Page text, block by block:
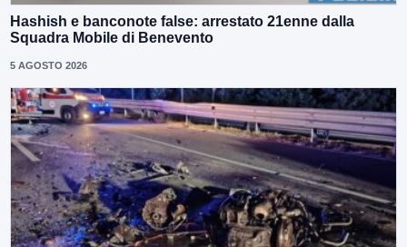
Hashish e banconote false: arrestato 21enne dalla
Squadra Mobile di Benevento
5 AGOSTO 2026